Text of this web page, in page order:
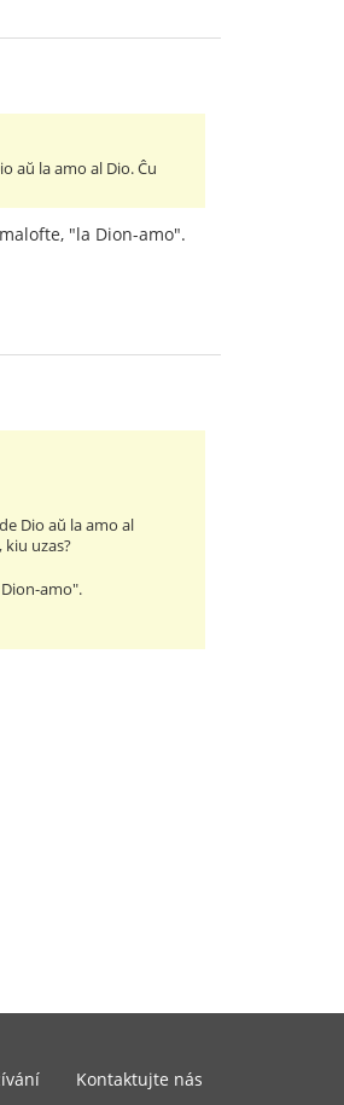
aŭ la amo al Dio. Ĉu
"la Dion-amo".
Dio aŭ la amo al
kiu uzas?
amo".
Kontaktujte nás